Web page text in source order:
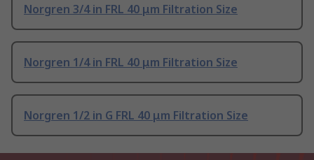
Norgren 3/4 in FRL 40 μm Filtration Size
Norgren 1/4 in FRL 40 μm Filtration Size
Norgren 1/2 in G FRL 40 μm Filtration Size